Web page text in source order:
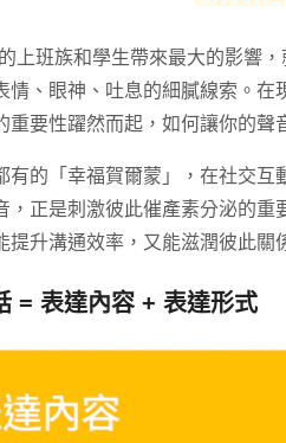
上班族和學生帶來最大的影響
情、眼神、吐息的細膩線索。
重要性躍然而起，如何讓你的
有的「幸福賀爾蒙」，在社交
，正是刺激彼此催產素分泌的
提升溝通效率，又能滋潤彼此關
= 表達內容 + 表達形式